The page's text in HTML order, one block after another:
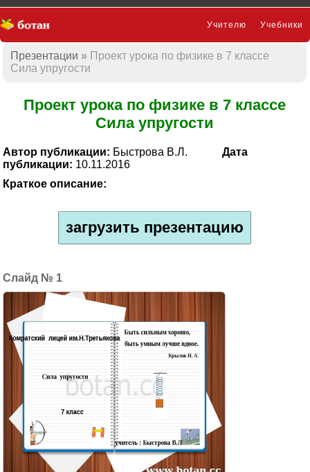
Учебники
Учителю
Презентации
Презентации
Проект урока по физике в 7 классе
Сила упругости
Проект урока по физике в 7 классе
Сила упругости
Автор публикации: Быстрова В.Л.
Дата
публикации: 10.11.2016
Краткое описание:
загрузить презентацию
1